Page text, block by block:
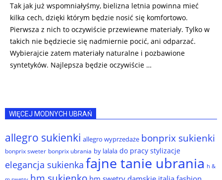
Tak jak już wspomniałyśmy, bielizna letnia powinna mieć
kilka cech, dzięki którym będzie nosić się komfortowo.
Pierwsza z nich to oczywiście przewiewne materiały. Tylko w
takich nie będziecie się nadmiernie pocić, ani odparzać.
Wybierajcie zatem materiały naturalne i pozbawione
syntetyków. Najlepsza będzie oczywiście …
WIĘCEJ MODNYCH UBRAŃ
allegro sukienki allegro wyprzedaże bonprix sukienki
bonprix sweter bonprix ubrania by lalala do pracy stylizacje
elegancja sukienka fajne tanie ubrania h &